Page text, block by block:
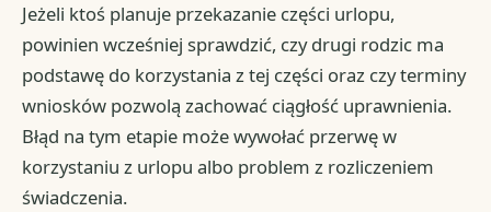
Jeżeli ktoś planuje przekazanie części urlopu,
powinien wcześniej sprawdzić, czy drugi rodzic ma
podstawę do korzystania z tej części oraz czy terminy
wniosków pozwolą zachować ciągłość uprawnienia.
Błąd na tym etapie może wywołać przerwę w
korzystaniu z urlopu albo problem z rozliczeniem
świadczenia.